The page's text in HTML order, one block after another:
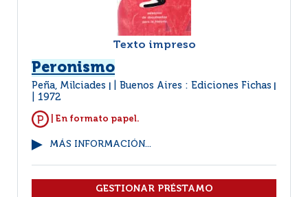
Texto impreso
Peronismo
Peña, Milciades Buenos Aires : Ediciones Fichas
1972
| En formato papel.
MÁS INFORMACIÓN...